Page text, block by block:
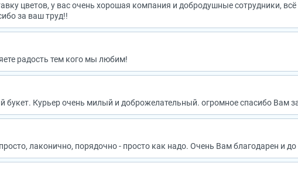
цветов, у вас очень хорошая компания и добродушные сотрудники,
за ваш труд!!
радость тем кого мы любим!
Курьер очень милый и доброжелательный. огромное спасибо Вам
лаконично, порядочно - просто как надо. Очень Вам благодарен и до